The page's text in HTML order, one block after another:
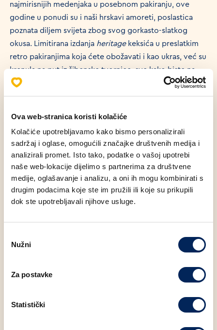
Ova web-stranica koristi kolačiće
Kolačiće upotrebljavamo kako bismo personalizirali
sadržaj i oglase, omogućili značajke društvenih medija i
analizirali promet. Isto tako, podatke o vašoj upotrebi
naše web-lokacije dijelimo s partnerima za društvene
medije, oglašavanje i analizu, a oni ih mogu kombinirati s
drugim podacima koje ste im pružili ili koje su prikupili
dok ste upotrebljavali njihove usluge.
pristanka
Nužni
Za postavke
Statistički
najmirisnijih medenjaka u posebnom pakiranju, ove
godine u ponudi su i naši hrskavi amoreti, poslastica
poznata diljem svijeta zbog svog gorkasto-slatkog
okusa. Limitirana izdanja heritagekeksića u preslatkim
retro pakiranjima koja ćete obožavati i kao ukras, već su
krenula na put iz šibenske tvornice, sve kako biste na
vrijeme obogatili svoj blagdanski stol.
Naša priča počinje prije više od jednog stoljeća u
1903. osnovao tvrtku "Prvi križevački paromlin i
paropila Hinko Švarc i sinovi", danas poznatiju kao
Mlinar. Jedna od Mlinarovih posebnosti i tada su bili
upravo medenjaci. Bogati mirisom i okusom, danas
predstavljaju pravi duh blagdana, još otkako su prvi put
zamirisali samostanskim kuhinjama u 12. stoljeću.
tope se u ustima.
Pakiranje keksića istovremeno je i ukras koji će vas
posebno oduševiti kada otvorite prozorčiće i u kutiju
stavite lampice 😊
FACEBOOK